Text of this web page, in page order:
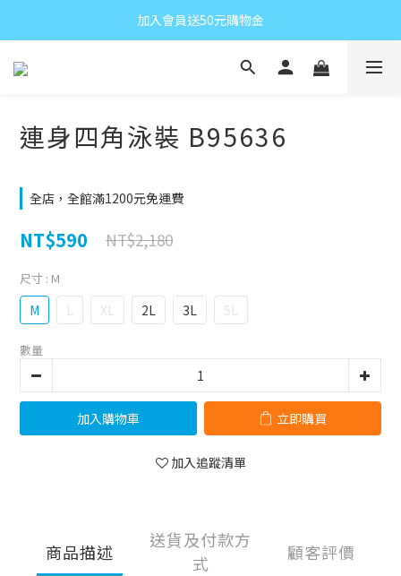
加入會員送50元購物金
連身四角泳裝 B95636
全店，全館滿1200元免運費
NT$590 NT$2,180
尺寸 : M
M L XL 2L 3L 5L
數量
加入購物車 立即購買
加入追蹤清單
商品描述
送貨及付款方
式
顧客評價